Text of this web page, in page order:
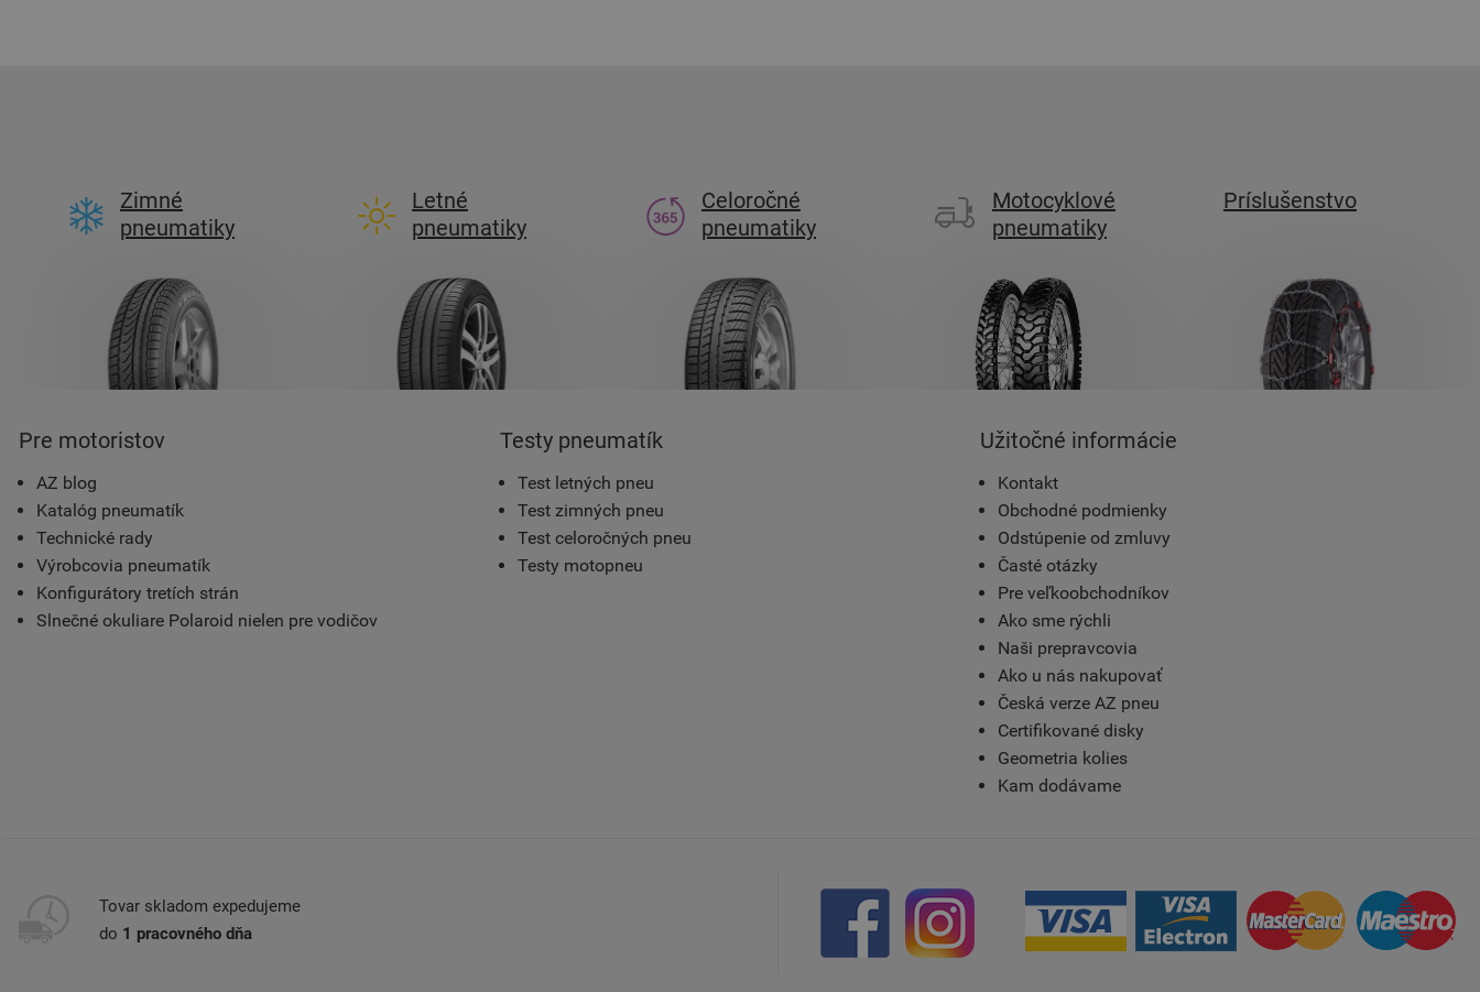
Zimné
pneumatiky
Letné
pneumatiky
Celoročné
pneumatiky
Motocyklové
pneumatiky
Príslušenstvo
Pre motoristov
AZ blog
Katalóg pneumatík
Technické rady
Výrobcovia pneumatík
Konfigurátory tretích strán
Slnečné okuliare Polaroid nielen pre vodičov
Testy pneumatík
Test letných pneu
Test zimných pneu
Test celoročných pneu
Testy motopneu
Užitočné informácie
Kontakt
Obchodné podmienky
Odstúpenie od zmluvy
Časté otázky
Pre veľkoobchodníkov
Ako sme rýchli
Naši prepravcovia
Ako u nás nakupovať
Česká verze AZ pneu
Certifikované disky
Geometria kolies
Kam dodávame
Tovar skladom expedujeme
do 1 pracovného dňa